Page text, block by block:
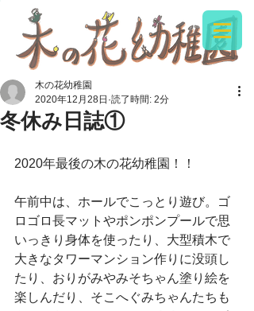
冬休み日誌①
木の花幼稚園
2020年12月28日 読了時間: 2分
2020年最後の木の花幼稚園！！
午前中は、ホールでこっとり遊び。ゴ
ロゴロ長マットやポンポンプールで思
いっきり身体を使ったり、大型積木で
大きなタワーマンション作りに没頭し
たり、おりがみやみそちゃん塗り絵を
楽しんだり、そこへぐみちゃんたちも